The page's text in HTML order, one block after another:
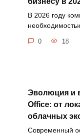
В 2026 году
0 18
Эволюция и
Office: от
облачных
Современный